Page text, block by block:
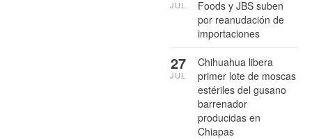
Foods y JBS suben
por reanudación de
importaciones
JUL
Chihuahua libera
primer lote de moscas
estériles del gusano
barrenador
producidas en
Chiapas
27
JUL